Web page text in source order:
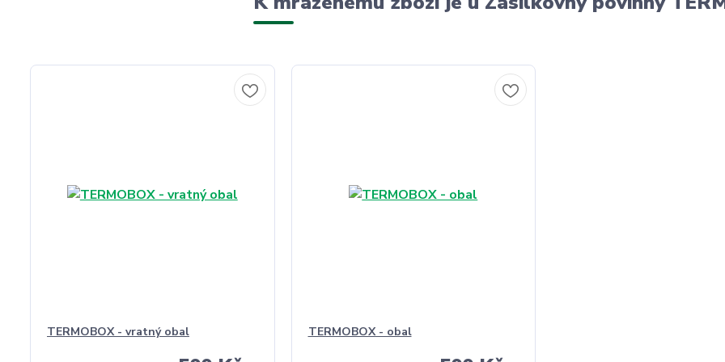
TERMOBOX - vratný obal TERMOBOX - obal